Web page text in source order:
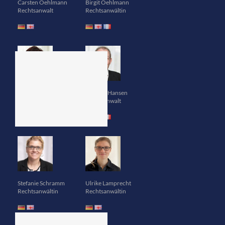
Carsten Oehlmann
Rechtsanwalt
Birgit Oehlmann
Rechtsanwältin
Thomas Hansen
Rechtsanwalt
Stefanie Schramm
Rechtsanwältin
Ulrike Lamprecht
Rechtsanwältin